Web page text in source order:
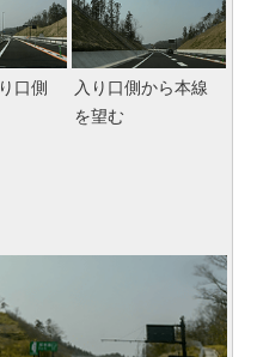
口側
入り口側から本線
を望む